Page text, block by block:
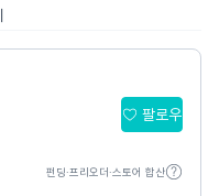
팔로우
펀딩·프리오더·스토어 합산